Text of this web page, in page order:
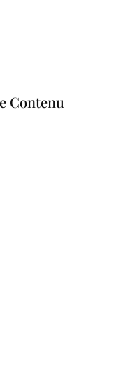
Contenu